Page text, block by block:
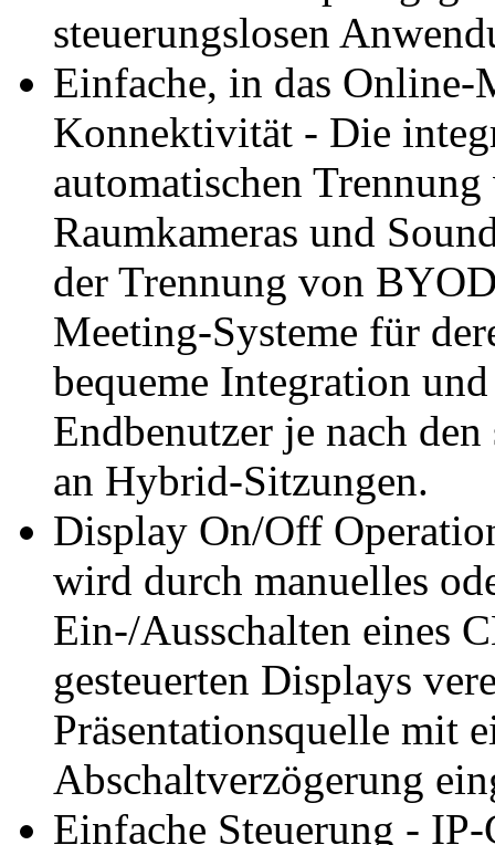
steuerungslosen
Einfache, in das Online-
Konnektivität - Die
automatischen
Raumkameras und
der Trennung von
Meeting-Systeme für
bequeme Integration
Endbenutzer je nach
an Hybrid-Sitzungen.
Display On/Off
wird durch manuelles
Ein-/Ausschalten eines
gesteuerten Displays
Präsentationsquelle mit
Abschaltverzögerung
Einfache Steuerung -